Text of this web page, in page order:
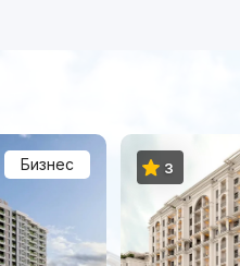
Бизнес 3